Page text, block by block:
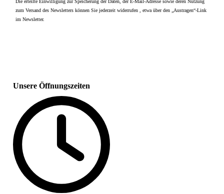
zum Versand des Newsletters können Sie jederzeit widerrufen , etwa über den „Austragen“-Link
im Newsletter.
Unsere Öffnungszeiten